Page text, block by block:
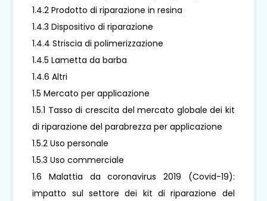
1.4.2 Prodotto di riparazione in resina
1.4.3 Dispositivo di riparazione
1.4.4 Striscia di polimerizzazione
1.4.5 Lametta da barba
1.4.6 Altri
1.5 Mercato per applicazione
1.5.1 Tasso di crescita del mercato globale dei kit
di riparazione del parabrezza per applicazione
1.5.2 Uso personale
1.5.3 Uso commerciale
1.6 Malattia da coronavirus 2019 (Covid-19):
impatto sul settore dei kit di riparazione del